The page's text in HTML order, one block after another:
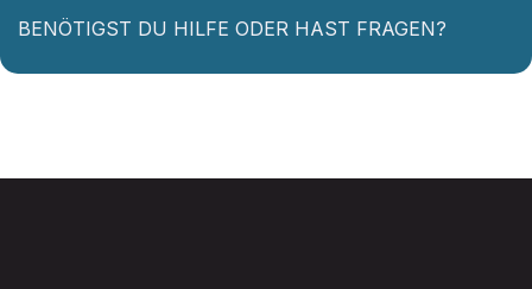
BENÖTIGST DU HILFE ODER HAST FRAGEN?